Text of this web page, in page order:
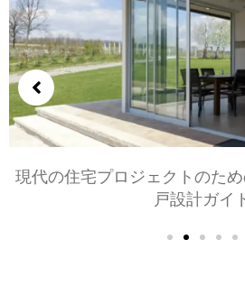
き
寝室とリビングルーム用
快適, スタイ